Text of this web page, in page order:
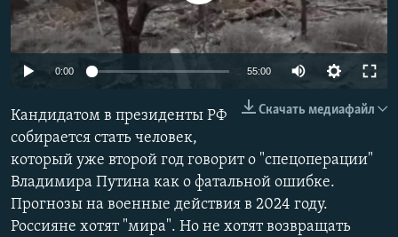
РАСПИСАНИЕ ВЕЩАНИЯ
ПОДПИШИТЕСЬ НА РАССЫЛКУ
Все сайты РСЕ/РС
Auto 240p 360p 480p
720p
0:00 55:00
480p
1080p
Скачать медиафайл
Кандидатом в президенты РФ
собирается стать человек,
который уже второй год говорит о "спецоперации"
Владимира Путина как о фатальной ошибке.
Прогнозы на военные действия в 2024 году.
Россияне хотят "мира". Но не хотят возвращать